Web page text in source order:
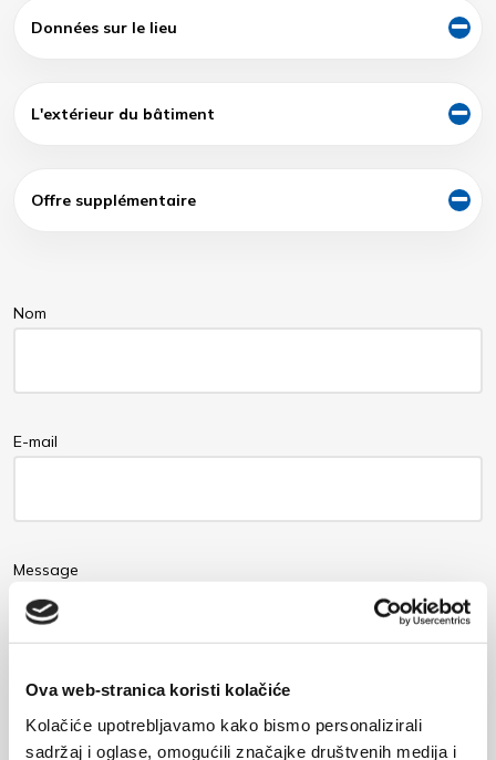
Ova web-stranica koristi kolačiće
Kolačiće upotrebljavamo kako bismo personalizirali
sadržaj i oglase, omogućili značajke društvenih medija i
Données sur le lieu
L'extérieur du bâtiment
Offre supplémentaire
Nom
E-mail
Message